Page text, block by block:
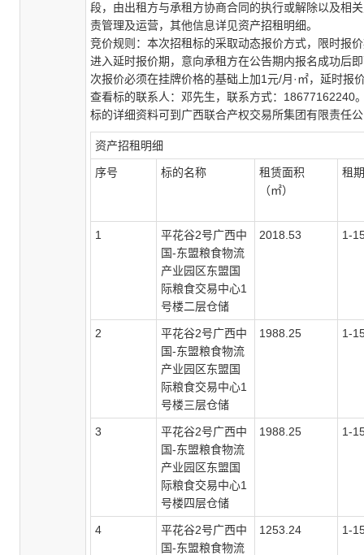
段，由出租方与承租方协商合同的执行或解除以及相
责管理及运营， 其他信息详见资产招租明细。
竞价规则：本次招租标的采取动态报价方式，限时报
进入延时报价期，意向承租方在公告期内报名成功后
次报价必须在挂牌价格的基础上加1元/月·㎡， 延时报
查看标的联系人：邓先生，联系方式： 18677162240
标的详细资料可到广西联合产权交易所集团有限责任
资产招租明细
序号 标的名称
租赁面积
（㎡）
租
1 平花谷2号广西中
国-东盟粮食物流
产业园区东盟国
际粮食交易中心1
号楼二层仓储
2018.53 1-
2 平花谷2号广西中
国-东盟粮食物流
产业园区东盟国
际粮食交易中心1
号楼三层仓储
1988.25 1-
3 平花谷2号广西中
国-东盟粮食物流
产业园区东盟国
际粮食交易中心1
号楼四层仓储
1988.25 1-
4 平花谷2号广西中
国-东盟粮食物流
1253.24 1-